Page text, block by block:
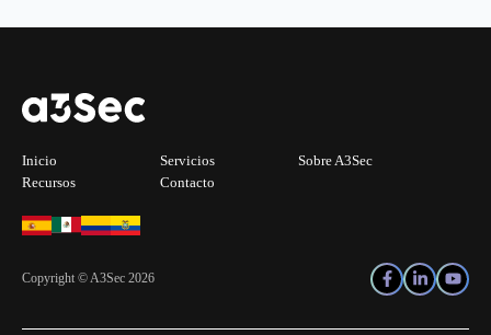
Inicio Servicios
Sobre A3Sec
Recursos
Contacto
Copyright © A3Sec 2026